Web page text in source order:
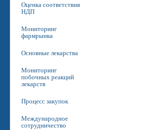
Оценка соответствия
НДП
Мониторинг
фармрынка
Основные лекарства
Мониторинг
побочных реакций
лекарств
Процесс закупок
Международное
сотрудничество